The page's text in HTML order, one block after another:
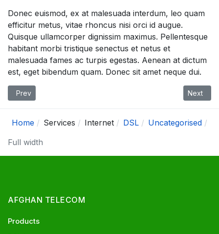
Donec euismod, ex at malesuada interdum, leo quam
efficitur metus, vitae rhoncus nisi orci id augue.
Quisque ullamcorper dignissim maximus. Pellentesque
habitant morbi tristique senectus et netus et
malesuada fames ac turpis egestas. Aenean at dictum
est, eget bibendum quam. Donec sit amet neque dui.
Previous article: Typography
Prev Next
Next
Home Services Internet DSL
Uncategorised
Full width
AFGHAN TELECOM
Products